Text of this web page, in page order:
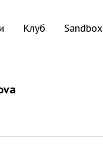
Клуб Sandbox